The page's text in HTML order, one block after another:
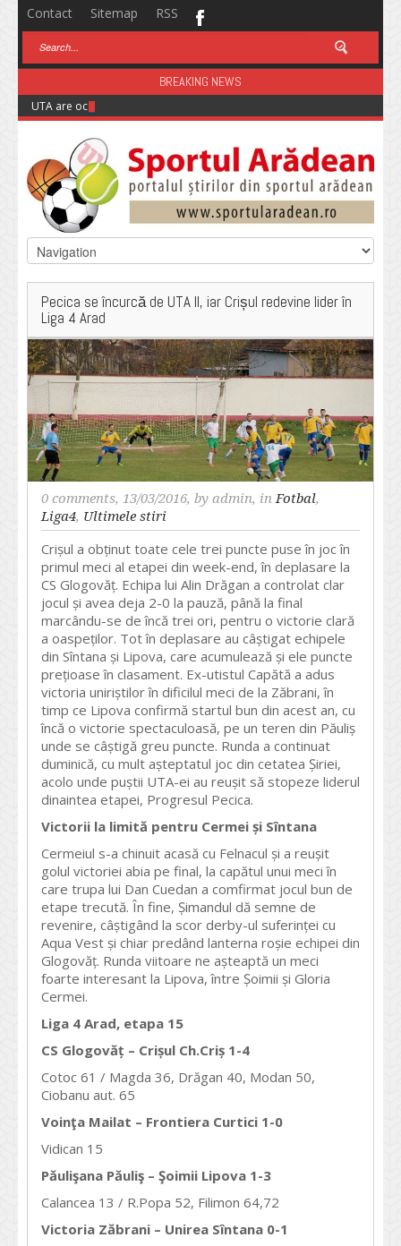
Contact Sitemap RSS
BREAKING NEWS
UTA are ocazia să își salveze startul de sezon cu punct(e) în fața
Pecica se încurcă de UTA II, iar Crișul redevine lider în
Liga 4 Arad
0 comments, 13/03/2016, by admin, inFotbal,
Liga4, Ultimele stiri
Crișul a obținut toate cele trei puncte puse în joc în
primul meci al etapei din week-end, în deplasare la
CS Glogovăț. Echipa lui Alin Drăgan a controlat clar
jocul și avea deja 2-0 la pauză, până la final
marcându-se de încă trei ori, pentru o victorie clară
a oaspeților. Tot în deplasare au câștigat echipele
din Sîntana și Lipova, care acumulează și ele puncte
prețioase în clasament. Ex-utistul Capătă a adus
victoria uniriștilor în dificilul meci de la Zăbrani, în
timp ce Lipova confirmă startul bun din acest an, cu
încă o victorie spectaculoasă, pe un teren din Păuliș
unde se câștigă greu puncte. Runda a continuat
duminică, cu mult așteptatul joc din cetatea Șiriei,
acolo unde puștii UTA-ei au reușit să stopeze liderul
dinaintea etapei, Progresul Pecica.
Victorii la limită pentru Cermei și Sîntana
Cermeiul s-a chinuit acasă cu Felnacul și a reușit
golul victoriei abia pe final, la capătul unui meci în
care trupa lui Dan Cuedan a comfirmat jocul bun de
etape trecută. În fine, Șimandul dă semne de
revenire, câștigând la scor derby-ul suferinței cu
Aqua Vest și chiar predând lanterna roșie echipei din
Glogovăț. Runda viitoare ne așteaptă un meci
foarte interesant la Lipova, între Șoimii și Gloria
Cermei.
Liga 4 Arad, etapa 15
CS Glogovăț – Crișul Ch.Criș 1-4
Cotoc 61 / Magda 36, Drăgan 40, Modan 50,
Ciobanu aut. 65
Voinţa Mailat – Frontiera Curtici 1-0
Vidican 15
Păulişana Păuliş – Şoimii Lipova 1-3
Calancea 13 / R.Popa 52, Filimon 64,72
Victoria Zăbrani – Unirea Sîntana 0-1